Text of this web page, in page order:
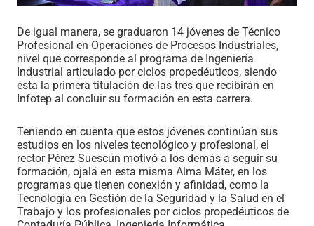
De igual manera, se graduaron 14 jóvenes de Técnico
Profesional en Operaciones de Procesos Industriales,
nivel que corresponde al programa de Ingeniería
Industrial articulado por ciclos propedéuticos, siendo
ésta la primera titulación de las tres que recibirán en
Infotep al concluir su formación en esta carrera.
Teniendo en cuenta que estos jóvenes continúan sus
estudios en los niveles tecnológico y profesional, el
rector Pérez Suescún motivó a los demás a seguir su
formación, ojalá en esta misma Alma Máter, en los
programas que tienen conexión y afinidad, como la
Tecnología en Gestión de la Seguridad y la Salud en el
Trabajo y los profesionales por ciclos propedéuticos de